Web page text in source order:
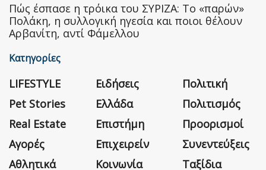
Πώς έσπασε η τρόικα του ΣΥΡΙΖΑ: Το «παρών»
Πολάκη, η συλλογική ηγεσία και ποιοι θέλουν
Αρβανίτη, αντί Φάμελλου
Κατηγορίες
LIFESTYLE
Pet Stories
Real Estate
Αγορές
Αθλητικά
Ειδήσεις
Ελλάδα
Επιστήμη
Επιχειρείν
Κοινωνία
Πολιτική
Πολιτισμός
Προορισμοί
Συνεντεύξεις
Ταξίδια